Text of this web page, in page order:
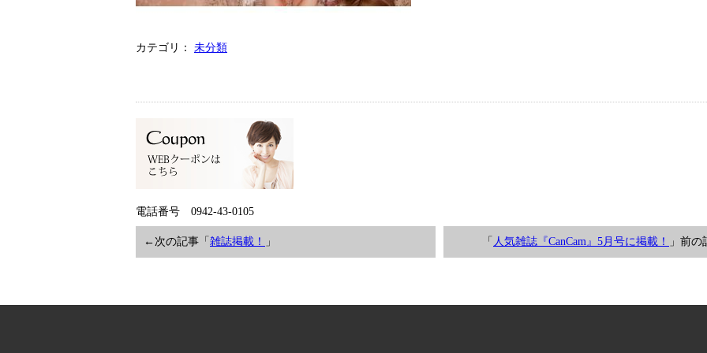
カテゴリ： 未分類
電話番号 0942-43-0105
「 人気雑誌『CanCam』5月号に掲載！ 」前
←次の記事「 雑誌掲載！ 」